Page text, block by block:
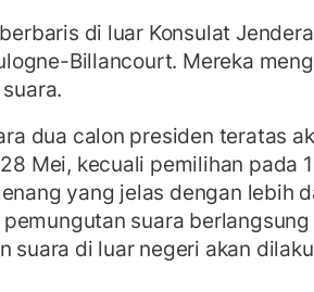
di luar Konsulat
Billancourt. Mereka
dua calon presiden teratas
Mei, kecuali pemilihan pada
yang jelas dengan lebih
suara
suara di luar negeri akan